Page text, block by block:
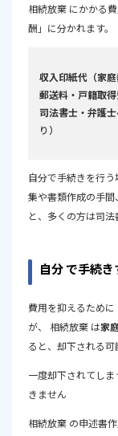
い！依頼先
司法書士法
相続放棄 にかかる
酬」に分かれます。
収入印紙代（家庭
郵送料・戸籍取
司法書士・弁護
り）
自分で手続きを行
集や書類作成の手
と、多くの方は司法
自分 で手続
費用を抑えるため
が、 相続放棄 は家
ると、却下される可
一度却下されてし
きません
相続放棄 の申述書